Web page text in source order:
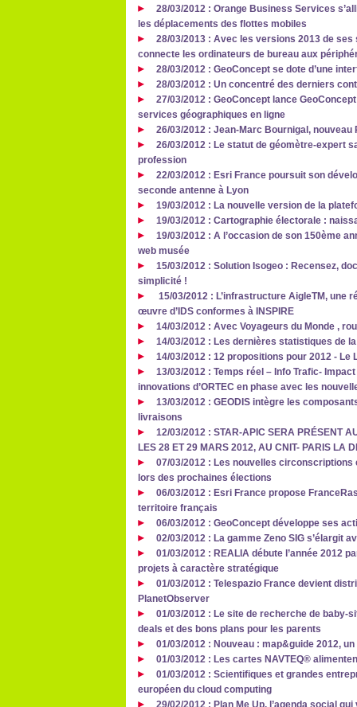
28/03/2012 : Orange Business Services
les déplacements des flottes mobiles
28/03/2013 : Avec les versions 2013 de
connecte les ordinateurs de bureau aux
28/03/2012 : GeoConcept se dote d’une
28/03/2012 : Un concentré des derniers
27/03/2012 : GeoConcept lance
services géographiques en ligne
26/03/2012 : Jean-Marc Bournigal, nouveau
26/03/2012 : Le statut de géomètre-expert
profession
22/03/2012 : Esri France poursuit son
seconde antenne à Lyon
19/03/2012 : La nouvelle version de la
19/03/2012 : Cartographie électorale :
19/03/2012 : A l’occasion de son 150ème
web musée
15/03/2012 : Solution Isogeo : Recensez,
simplicité !
15/03/2012 : L’infrastructure AigleTM, une
œuvre d’IDS conformes à INSPIRE
14/03/2012 : Avec Voyageurs du Monde ,
14/03/2012 : Les dernières statistiques de
14/03/2012 : 12 propositions pour 2012 -
13/03/2012 : Temps réel – Info Trafic-
innovations d’ORTEC en phase avec les
13/03/2012 : GEODIS intègre les
livraisons
12/03/2012 : STAR-APIC SERA PRÉSENT
LES 28 ET 29 MARS 2012, AU CNIT- PARIS LA
07/03/2012 : Les nouvelles
lors des prochaines élections
06/03/2012 : Esri France propose
territoire français
06/03/2012 : GeoConcept développe ses
02/03/2012 : La gamme Zeno SIG s’élargit
01/03/2012 : REALIA débute l’année 2012
projets à caractère stratégique
01/03/2012 : Telespazio France devient
PlanetObserver
01/03/2012 : Le site de recherche de baby-
deals et des bons plans pour les parents
01/03/2012 : Nouveau : map&guide 2012,
01/03/2012 : Les cartes NAVTEQ®
01/03/2012 : Scientifiques et grandes
européen du cloud computing
29/02/2012 : Plan Me Up, l’agenda social